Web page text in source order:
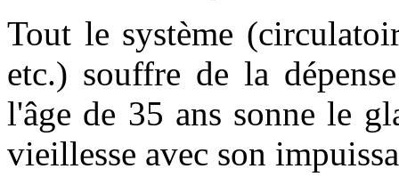
Tout le système
etc.) souffre de la
l'âge de 35 ans sonne le
vieillesse avec son